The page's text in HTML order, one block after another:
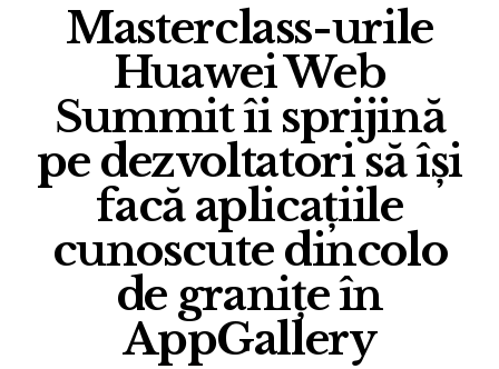
Masterclass-urile
Huawei Web
Summit îi sprijină
pe dezvoltatori să își
facă aplicațiile
cunoscute dincolo
de granițe în
AppGallery